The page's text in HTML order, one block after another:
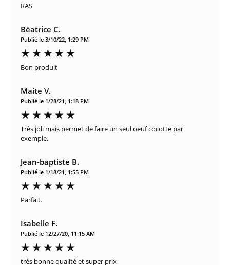
RAS
Béatrice C.
Publié le 3/10/22, 1:29 PM
Bon produit
Maite V.
Publié le 1/28/21, 1:18 PM
Très joli mais permet de faire un seul oeuf cocotte par
exemple.
Jean-baptiste B.
Publié le 1/18/21, 1:55 PM
Parfait.
Isabelle F.
Publié le 12/27/20, 11:15 AM
très bonne qualité et super prix